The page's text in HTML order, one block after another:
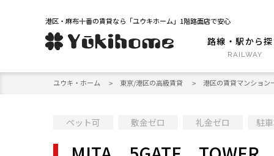
港区・麻布十番の賃貸なら「ユウキホーム」1階路面店で安心
路線・駅から
ユウキ・ホーム 東京/港区の高級賃貸 港区の賃貸マンション
ペット可 敷金ゼロ 礼金ゼロ 駐